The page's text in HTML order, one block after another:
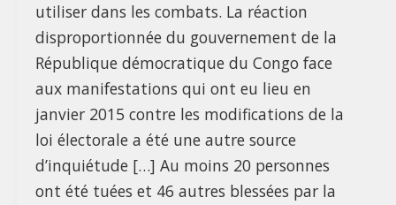
utiliser dans les combats. La réaction
disproportionnée du gouvernement de la
République démocratique du Congo face
aux manifestations qui ont eu lieu en
janvier 2015 contre les modifications de la
loi électorale a été une autre source
d’inquiétude […] Au moins 20 personnes
ont été tuées et 46 autres blessées par la